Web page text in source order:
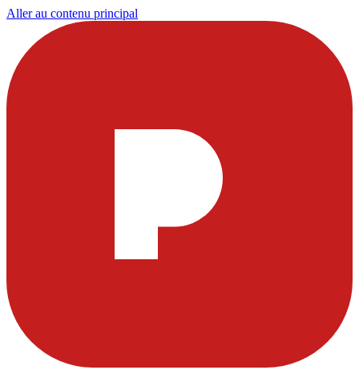
Aller au contenu principal